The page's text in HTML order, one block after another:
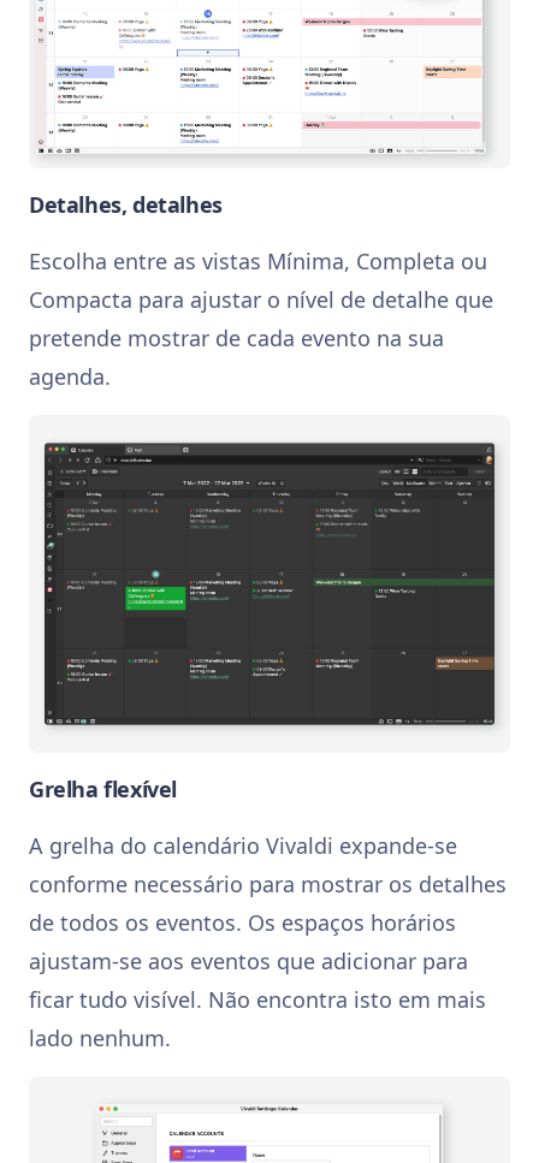
Detalhes, detalhes
Escolha entre as vistas Mínima, Completa ou
Compacta para ajustar o nível de detalhe que
pretende mostrar de cada evento na sua
agenda.
Grelha flexível
A grelha do calendário Vivaldi expande-se
conforme necessário para mostrar os detalhes
de todos os eventos. Os espaços horários
ajustam-se aos eventos que adicionar para
ficar tudo visível. Não encontra isto em mais
lado nenhum.